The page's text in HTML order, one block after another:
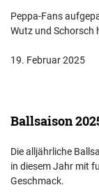
Peppa-Fans
Wutz und Schorsch
19. Februar 2025
Ballsaison
Die alljährliche
in diesem Jahr mit
Geschmack.